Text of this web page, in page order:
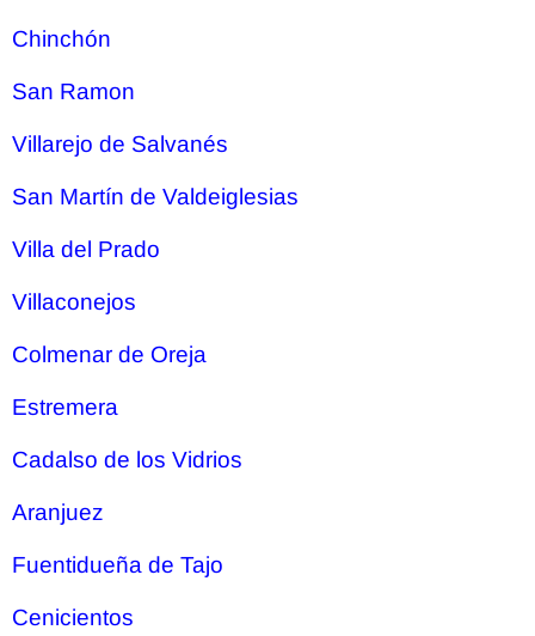
Chinchón
San Ramon
Villarejo de Salvanés
San Martín de Valdeiglesias
Villa del Prado
Villaconejos
Colmenar de Oreja
Estremera
Cadalso de los Vidrios
Aranjuez
Fuentidueña de Tajo
Cenicientos